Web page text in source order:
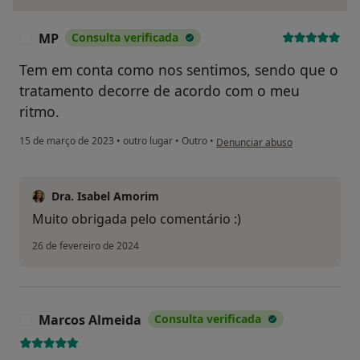
MP Consulta verificada
Tem em conta como nos sentimos, sendo que o
tratamento decorre de acordo com o meu
ritmo.
15 de março de 2023 • outro lugar • Outro • na opinião do utilizador MP
Denunciar abuso
Dra. Isabel Amorim
Muito obrigada pelo comentário :)
26 de fevereiro de 2024
Marcos Almeida Consulta verificada